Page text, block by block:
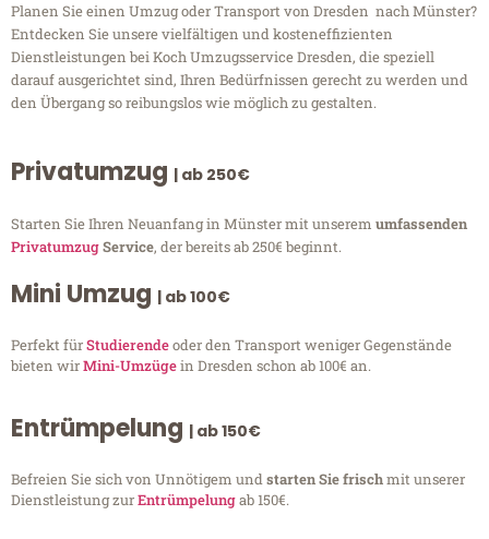
Planen Sie einen Umzug oder Transport von Dresden nach Münster?
Entdecken Sie unsere vielfältigen und kosteneffizienten
Dienstleistungen bei Koch Umzugsservice Dresden, die speziell
darauf ausgerichtet sind, Ihren Bedürfnissen gerecht zu werden und
den Übergang so reibungslos wie möglich zu gestalten.
Privatumzug | ab 250€
Starten Sie Ihren Neuanfang in Münster mit unserem umfassenden
PrivatumzugService, der bereits ab 250€ beginnt.
Mini Umzug | ab 100€
Perfekt fürStudierendeoder den Transport weniger Gegenstände
bieten wirMini-Umzügein Dresden schon ab 100€ an.
Entrümpelung | ab 150€
Befreien Sie sich von Unnötigem undstarten Sie frischmit unserer
Dienstleistung zurEntrümpelungab 150€.